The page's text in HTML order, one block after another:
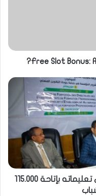
Free Slot Bonus:
وزير التكوين المهني: الرئيس أعطى تعليماته بإتاحة 115.000